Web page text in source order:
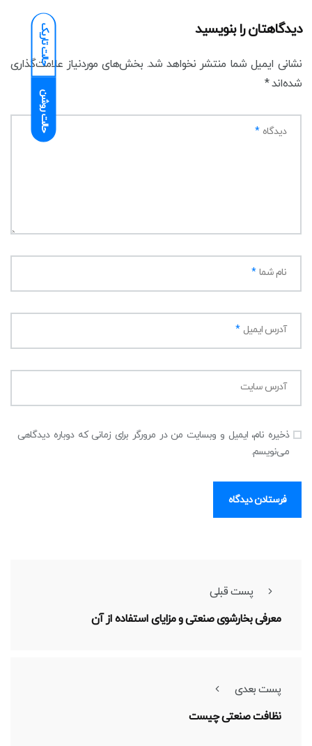
حالت روشن
حالت تاریک دیدگاهتان را بنویسید
نشانی ایمیل شما منتشر نخواهد شد. بخش‌های موردنیاز علامت‌گذاری
شده‌اند*
دیدگاه *
نام شما *
آدرس ایمیل *
آدرس سایت
ذخیره نام، ایمیل و وبسایت من در مرورگر برای زمانی که دوباره دیدگاهی
می‌نویسم.
پست قبلی
معرفی بخارشوی صنعتی و مزایای استفاده از آن
پست بعدی
نظافت صنعتی چیست